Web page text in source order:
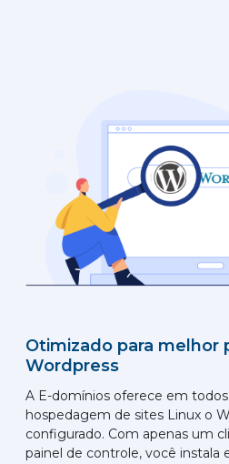
Otimizado para melhor
Wordpress
A E-domínios oferece em
hospedagem de sites Linux o
configurado. Com apenas um
painel de controle, você instala